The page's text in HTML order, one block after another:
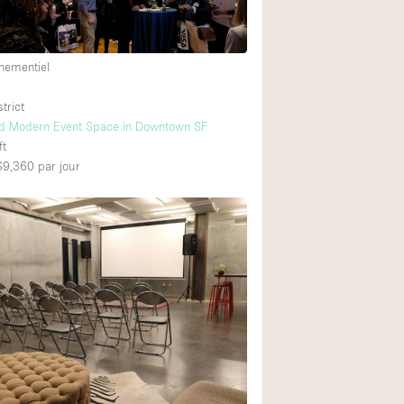
Modern Event Space in Downtown SF
par jour